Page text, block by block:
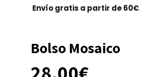
Envío gratis a partir de 60€.
Bolso Mosaico